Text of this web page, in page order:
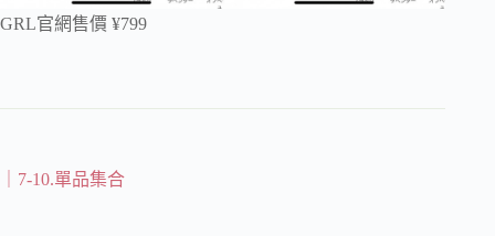
GRL官網售價 ¥799
｜7-10.單品集合